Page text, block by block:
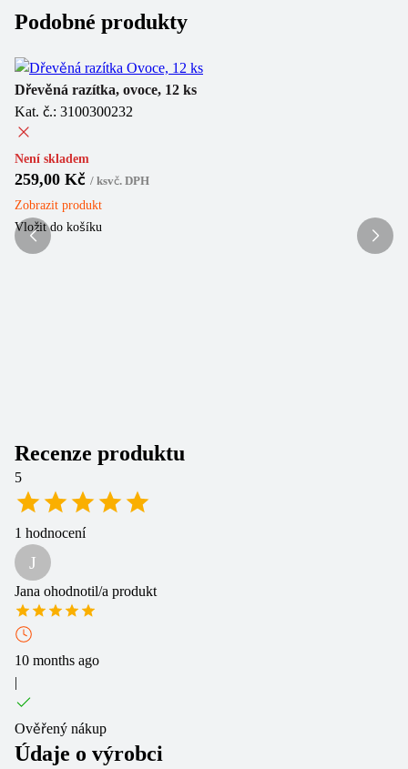
Podobné produkty
Dřevěná razítka, ovoce, 12 ks
Kat. č.: 3100300232
Není skladem
259,00 Kč / ksvč. DPH
Zobrazit produkt
Vložit do košíku
Recenze produktu
5
1 hodnocení
J
Jana ohodnotil/a produkt
10 months ago
|
Ověřený nákup
Údaje o výrobci